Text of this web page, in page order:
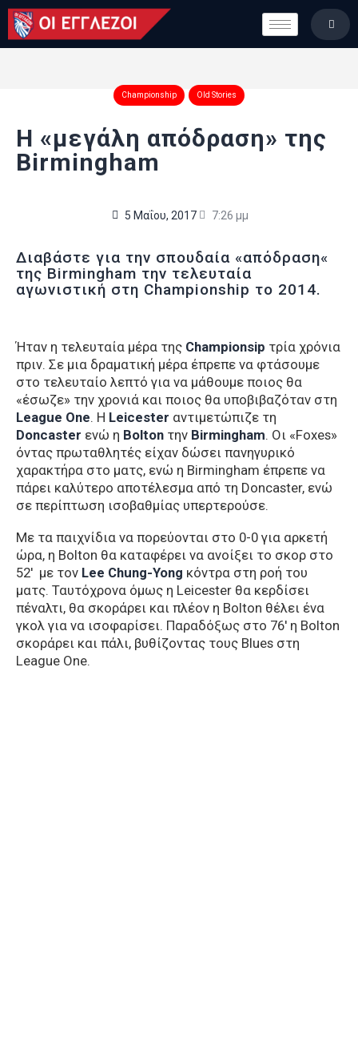
LONDON CALLING
ΚΑΤΗΓΟΡΙΕΣ
ΒΑΘΜΟΛΟΓΙΕΣ
ΟΜΑΔΕΣ
ΠΟΙΟΙ ΕΙΜΑΣΤΕ
Championship Old Stories
Η «μεγάλη απόδραση» της
Birmingham
5 Μαΐου, 2017 7:26 μμ
Διαβάστε για την σπουδαία «απόδραση«
της Birmingham την τελευταία
αγωνιστική στη Championship το 2014.
Ήταν η τελευταία μέρα της Championsip τρία χρόνια
πριν. Σε μια δραματική μέρα έπρεπε να φτάσουμε
στο τελευταίο λεπτό για να μάθουμε ποιος θα
«έσωζε» την χρονιά και ποιος θα υποβιβαζόταν στη
League One. Η Leicester αντιμετώπιζε τη
Doncaster ενώ η Bolton την Birmingham. Oι «Foxes»
όντας πρωταθλητές είχαν δώσει πανηγυρικό
χαρακτήρα στο ματς, ενώ η Birmingham έπρεπε να
πάρει καλύτερο αποτέλεσμα από τη Doncaster, ενώ
σε περίπτωση ισοβαθμίας υπερτερούσε.
Με τα παιχνίδια να πορεύονται στο 0-0 για αρκετή
ώρα, η Bolton θα καταφέρει να ανοίξει το σκορ στο
52′ με τον Lee Chung-Yong κόντρα στη ροή του
ματς. Ταυτόχρονα όμως η Leicester θα κερδίσει
πέναλτι, θα σκοράρει και πλέον η Bolton θέλει ένα
γκολ για να ισοφαρίσει. Παραδόξως στο 76′ η Bolton
σκοράρει και πάλι, βυθίζοντας τους Blues στη
League One.